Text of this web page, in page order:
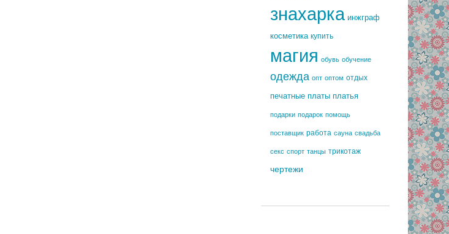
знахарка инжграф
косметика купить
магия обувь обучение
одежда опт оптом отдых
печатные платы платья
подарки подарок помощь
поставщик работа сауна свадьба
секс спорт танцы трикотаж
чертежи